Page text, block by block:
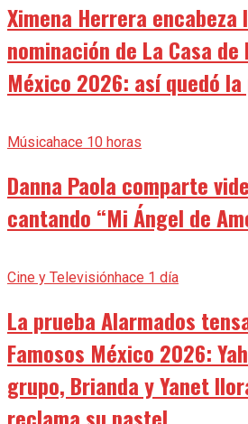
Ximena Herrera encabeza
nominación de La Casa de
México 2026: así quedó
Músicahace 10 horas
Danna Paola comparte
cantando “Mi Ángel de
Cine y Televisiónhace 1 día
La prueba Alarmados
Famosos México 2026:
grupo, Brianda y Yanet